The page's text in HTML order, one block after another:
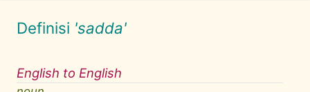
Definisi 'sadda'
English to English